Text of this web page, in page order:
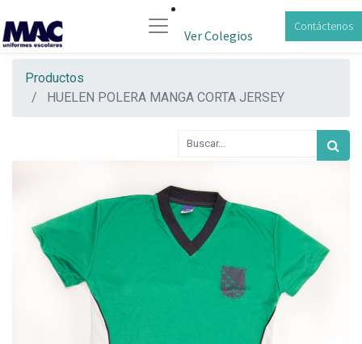
Ver Colegios
Contáctenos
Productos
HUELEN POLERA MANGA CORTA JERSEY